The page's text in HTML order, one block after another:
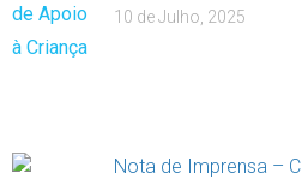
10 de Julho, 2025
Nota de Imprensa –